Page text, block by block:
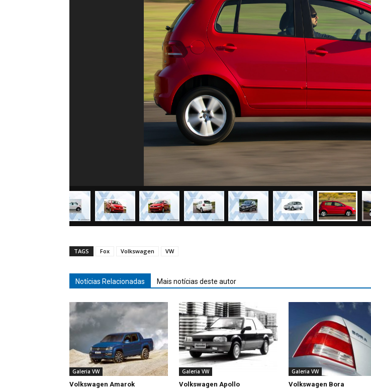
TAGS Fox Volkswagen VW
Notícias Relacionadas Mais notícias deste autor
Galeria VW
Volkswagen Amarok
Galeria VW
Volkswagen Apollo
Galeria VW
Volkswagen Bora